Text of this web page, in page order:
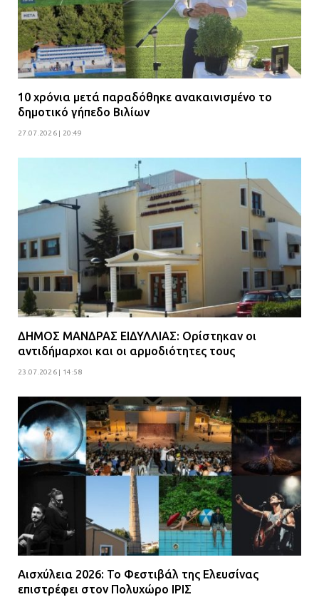
10 χρόνια μετά παραδόθηκε ανακαινισμένο το
δημοτικό γήπεδο Βιλίων
27.07.2026 | 20:49
ΔΗΜΟΣ ΜΑΝΔΡΑΣ ΕΙΔΥΛΛΙΑΣ: Ορίστηκαν οι
αντιδήμαρχοι και οι αρμοδιότητες τους
23.07.2026 | 14:58
Αισχύλεια 2026: Το Φεστιβάλ της Ελευσίνας
επιστρέφει στον Πολυχώρο ΙΡΙΣ